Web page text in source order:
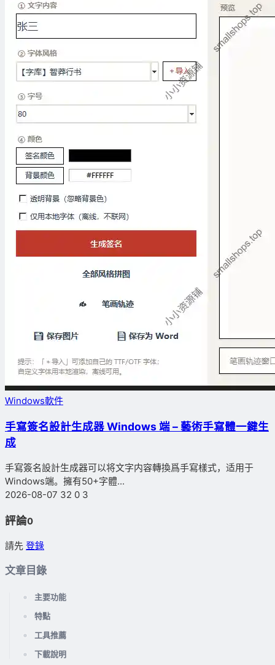
Windows軟件
手寫簽名設計生成器 Windows 端 – 藝術手寫體一鍵生
成
手寫簽名設計生成器可以将文字内容轉換爲手寫樣式，适用于
Windows端。擁有50+字體...
2026-08-07 32 0 3
評論0
請先 登錄
文章目錄
主要功能
特點
工具推薦
下載說明